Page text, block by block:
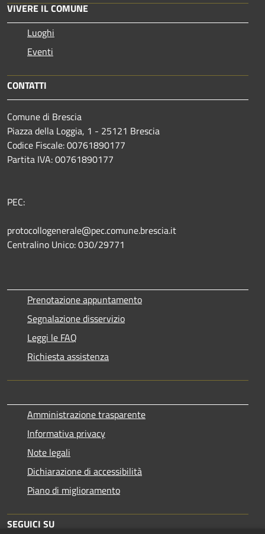
VIVERE IL COMUNE
Luoghi
Eventi
CONTATTI
Comune di Brescia
Piazza della Loggia, 1 - 25121 Brescia
Codice Fiscale: 00761890177
Partita IVA: 00761890177
PEC:
protocollogenerale@pec.comune.brescia.it
Centralino Unico: 030/29771
Prenotazione appuntamento
Segnalazione disservizio
Leggi le FAQ
Richiesta assistenza
Amministrazione trasparente
Informativa privacy
Note legali
Dichiarazione di accessibilità
Piano di miglioramento
SEGUICI SU